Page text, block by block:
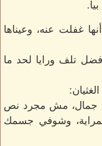
غفلت عنه، وعيناها
تلف ورايا لحد ما
جمال، مش مجرد نص
وشوفي جسمك